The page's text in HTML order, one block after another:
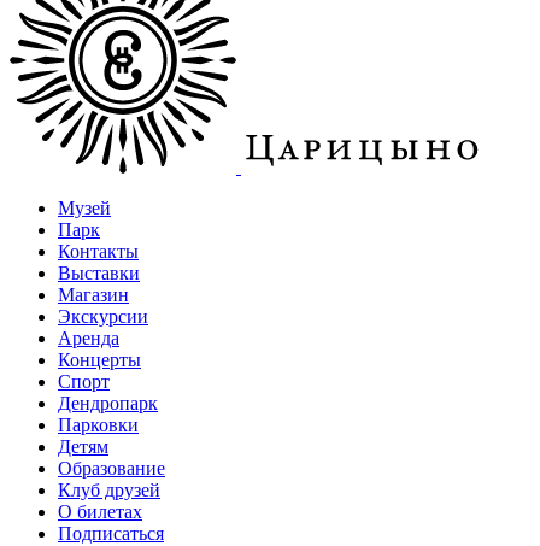
Музей
Парк
Контакты
Выставки
Магазин
Экскурсии
Аренда
Концерты
Спорт
Дендропарк
Парковки
Детям
Образование
Клуб друзей
О билетах
Подписаться